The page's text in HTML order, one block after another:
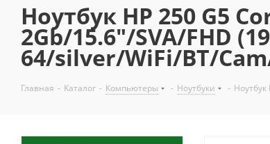
Ноутбук HP 250 G5
2Gb/15.6"/SVA/FHD
64/silver/WiFi/BT/
Главная - Каталог - Компьютеры - Ноутбуки -